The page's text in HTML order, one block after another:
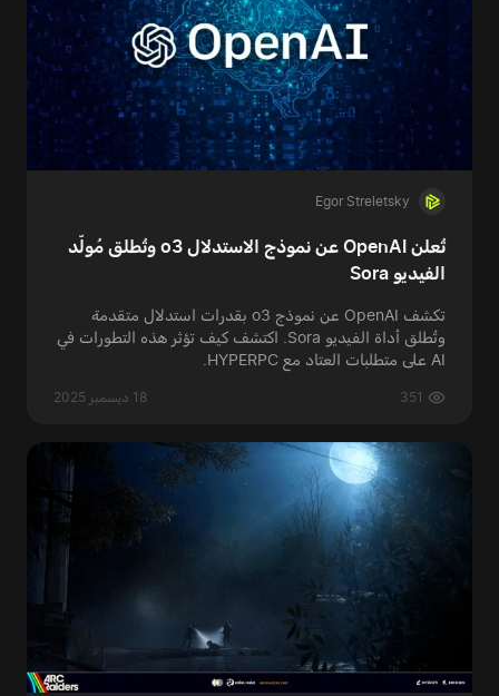
Egor Streletsky
تُعلن OpenAI عن نموذج الاستدلال o3 وتُطلق مُولّد
الفيديو Sora
تكشف OpenAI عن نموذج o3 بقدرات استدلال متقدمة
وتُطلق أداة الفيديو Sora. اكتشف كيف تؤثر هذه التطورات في
AI على متطلبات العتاد مع HYPERPC.
18 ديسمبر 2025 351